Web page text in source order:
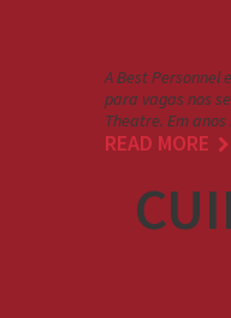
A Best Personnel
para vagas nos
Theatre. Em
READ MORE